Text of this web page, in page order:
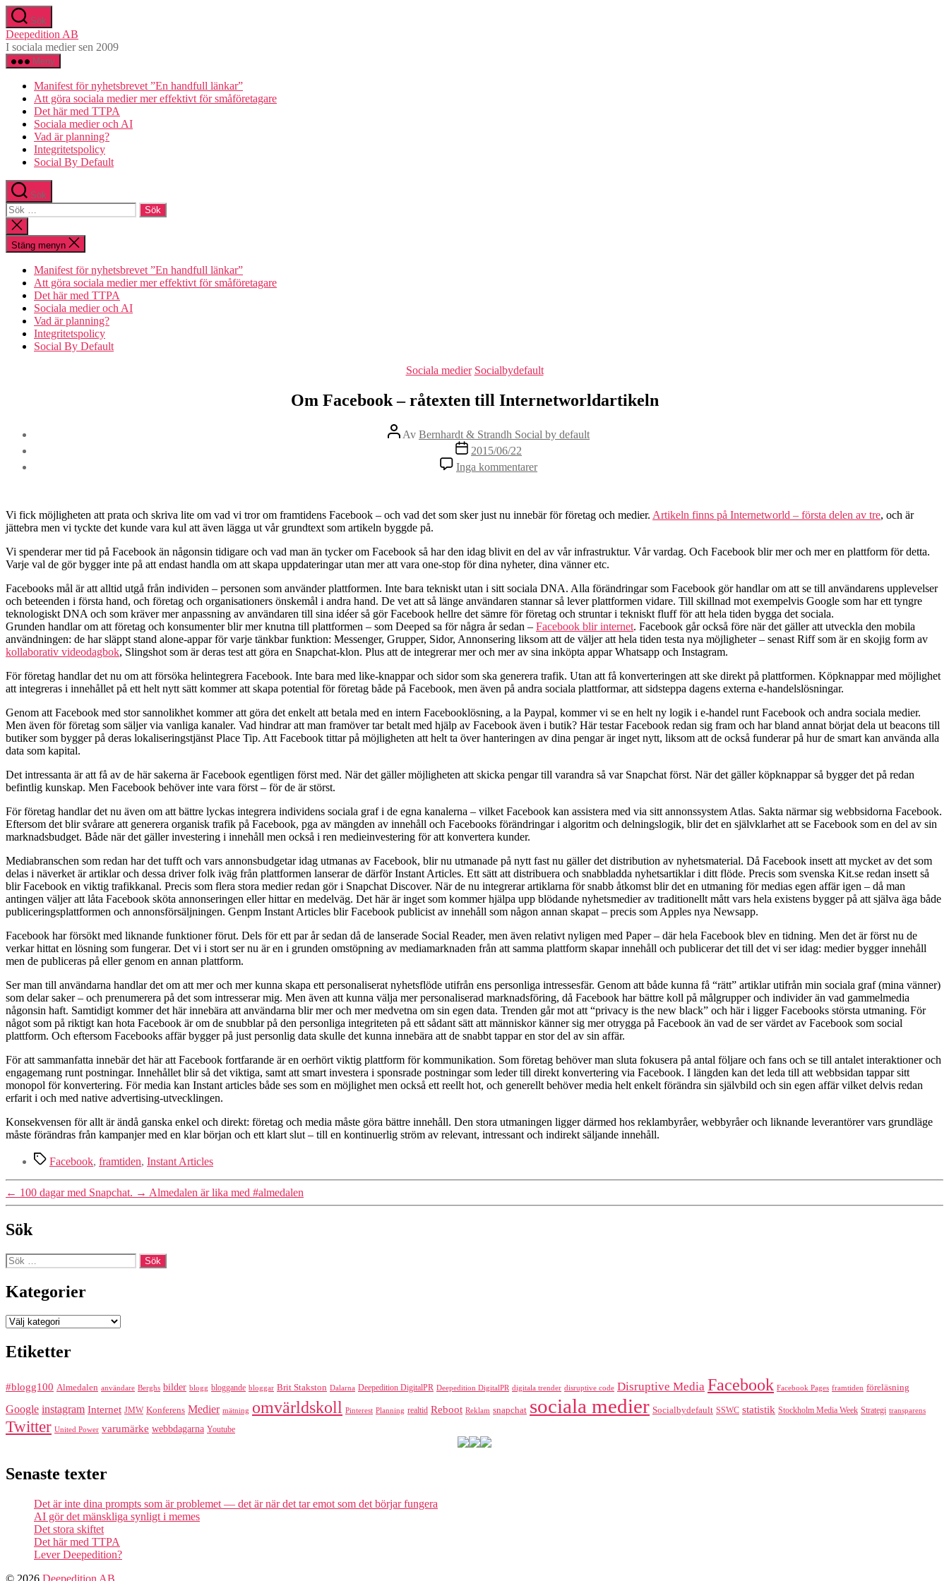
Hoppa
till
innehåll
Sök
Deepedition AB
I sociala medier sen 2009
Meny
Manifest för nyhetsbrevet ”En handfull länkar”
Att göra sociala medier mer effektivt för småföretagare
Det här med TTPA
Sociala medier och AI
Vad är planning?
Integritetspolicy
Social By Default
Sök
Sök
efter:
Stäng
sökningen
Stäng menyn
Manifest för nyhetsbrevet ”En handfull länkar”
Att göra sociala medier mer effektivt för småföretagare
Det här med TTPA
Sociala medier och AI
Vad är planning?
Integritetspolicy
Social By Default
Kategorier
Sociala medier Socialbydefault
Om Facebook – råtexten till Internetworldartikeln
Inläggsförfattare
Av Bernhardt & Strandh Social by default
Inläggsdatum
2015/06/22
Inga kommentarertill
Om
råtexten
Vi fick möjligheten att prata och skriva lite om vad vi tror om framtidens Facebook – och vad det som sker just nu innebär för företag och medier. Artikeln finns på Internetworld – första delen av tre, och är
jättebra men vi tyckte det kunde vara kul att även lägga ut vår grundtext som artikeln byggde på.
Vi spenderar mer tid på Facebook än någonsin tidigare och vad man än tycker om Facebook så har den idag blivit en del av vår infrastruktur. Vår vardag. Och Facebook blir mer och mer en plattform för detta.
Varje val de gör bygger inte på att endast handla om att skapa uppdateringar utan mer att vara one-stop för dina nyheter, dina vänner etc.
Facebooks mål är att alltid utgå från individen – personen som använder plattformen. Inte bara tekniskt utan i sitt sociala DNA. Alla förändringar som Facebook gör handlar om att se till användarens upplevelser
och beteenden i första hand, och företag och organisationers önskemål i andra hand. De vet att så länge användaren stannar så lever plattformen vidare. Till skillnad mot exempelvis Google som har ett tyngre
teknologiskt DNA och som kräver mer anpassning av användaren till sina idéer så gör Facebook hellre det sämre för företag och struntar i tekniskt fluff för att hela tiden bygga det sociala.
Grunden handlar om att företag och konsumenter blir mer knutna till plattformen – som Deeped sa för några år sedan – Facebook blir internet. Facebook går också före när det gäller att utveckla den mobila
användningen: de har släppt stand alone-appar för varje tänkbar funktion: Messenger, Grupper, Sidor, Annonsering liksom att de väljer att hela tiden testa nya möjligheter – senast Riff som är en skojig form av
kollaborativ videodagbok, Slingshot som är deras test att göra en Snapchat-klon. Plus att de integrerar mer och mer av sina inköpta appar Whatsapp och Instagram.
För företag handlar det nu om att försöka helintegrera Facebook. Inte bara med like-knappar och sidor som ska generera trafik. Utan att få konverteringen att ske direkt på plattformen. Köpknappar med möjlighet
att integreras i innehållet på ett helt nytt sätt kommer att skapa potential för företag både på Facebook, men även på andra sociala plattformar, att sidsteppa dagens externa e-handelslösningar.
Genom att Facebook med stor sannolikhet kommer att göra det enkelt att betala med en intern Facebooklösning, a la Paypal, kommer vi se en helt ny logik i e-handel runt Facebook och andra sociala medier.
Men även för företag som säljer via vanliga kanaler. Vad hindrar att man framöver tar betalt med hjälp av Facebook även i butik? Här testar Facebook redan sig fram och har bland annat börjat dela ut beacons till
butiker som bygger på deras lokaliseringstjänst Place Tip. Att Facebook tittar på möjligheten att helt ta över hanteringen av dina pengar är inget nytt, liksom att de också funderar på hur de smart kan använda alla
data som kapital.
Det intressanta är att få av de här sakerna är Facebook egentligen först med. När det gäller möjligheten att skicka pengar till varandra så var Snapchat först. När det gäller köpknappar så bygger det på redan
befintlig kunskap. Men Facebook behöver inte vara först – för de är störst.
För företag handlar det nu även om att bättre lyckas integrera individens sociala graf i de egna kanalerna – vilket Facebook kan assistera med via sitt annonssystem Atlas. Sakta närmar sig webbsidorna Facebook.
Eftersom det blir svårare att generera organisk trafik på Facebook, pga av mängden av innehåll och Facebooks förändringar i algoritm och delningslogik, blir det en självklarhet att se Facebook som en del av sin
marknadsbudget. Både när det gäller investering i innehåll men också i ren medieinvestering för att konvertera kunder.
Mediabranschen som redan har det tufft och vars annonsbudgetar idag utmanas av Facebook, blir nu utmanade på nytt fast nu gäller det distribution av nyhetsmaterial. Då Facebook insett att mycket av det som
delas i näverket är artiklar och dessa driver folk iväg från plattformen lanserar de därför Instant Articles. Ett sätt att distribuera och snabbladda nyhetsartiklar i ditt flöde. Precis som svenska Kit.se redan insett så
blir Facebook en viktig trafikkanal. Precis som flera stora medier redan gör i Snapchat Discover. När de nu integrerar artiklarna för snabb åtkomst blir det en utmaning för medias egen affär igen – då man
antingen väljer att låta Facebook sköta annonseringen eller hittar en medelväg. Det här är inget som kommer hjälpa upp blödande nyhetsmedier av traditionellt mått vars hela existens bygger på att själva äga både
publiceringsplattformen och annonsförsäljningen. Genpm Instant Articles blir Facebook publicist av innehåll som någon annan skapat – precis som Apples nya Newsapp.
Facebook har försökt med liknande funktioner förut. Dels för ett par år sedan då de lanserade Social Reader, men även relativt nyligen med Paper – där hela Facebook blev en tidning. Men det är först nu de
verkar hittat en lösning som fungerar. Det vi i stort ser nu är en i grunden omstöpning av mediamarknaden från att samma plattform skapar innehåll och publicerar det till det vi ser idag: medier bygger innehåll
men de publiceras på eller genom en annan plattform.
Ser man till användarna handlar det om att mer och mer kunna skapa ett personaliserat nyhetsflöde utifrån ens personliga intressesfär. Genom att både kunna få “rätt” artiklar utifrån min sociala graf (mina vänner)
som delar saker – och prenumerera på det som intresserar mig. Men även att kunna välja mer personaliserad marknadsföring, då Facebook har bättre koll på målgrupper och individer än vad gammelmedia
någonsin haft. Samtidigt kommer det här innebära att användarna blir mer och mer medvetna om sin egen data. Trenden går mot att “privacy is the new black” och här i ligger Facebooks största utmaning. För
något som på riktigt kan hota Facebook är om de snubblar på den personliga integriteten på ett sådant sätt att människor känner sig mer otrygga på Facebook än vad de ser värdet av Facebook som social
plattform. Och eftersom Facebooks affär bygger på just personlig data skulle det kunna innebära att de snabbt tappar en stor del av sin affär.
För att sammanfatta innebär det här att Facebook fortfarande är en oerhört viktig plattform för kommunikation. Som företag behöver man sluta fokusera på antal följare och fans och se till antalet interaktioner och
engagemang runt postningar. Innehållet blir så det viktiga, samt att smart investera i sponsrade postningar som leder till direkt konvertering via Facebook. I längden kan det leda till att webbsidan tappar sitt
monopol för konvertering. För media kan Instant articles både ses som en möjlighet men också ett reellt hot, och generellt behöver media helt enkelt förändra sin självbild och sin egen affär vilket delvis redan
erfarit i och med native advertising-utvecklingen.
Konsekvensen för allt är ändå ganska enkel och direkt: företag och media måste göra bättre innehåll. Den stora utmaningen ligger därmed hos reklambyråer, webbyråer och liknande leverantörer vars grundläge
måste förändras från kampanjer med en klar början och ett klart slut – till en kontinuerlig ström av relevant, intressant och indirekt säljande innehåll.
Etiketter
Facebook, framtiden, Instant Articles
← 100 dagar med Snapchat. → Almedalen är lika med #almedalen
Sök
Sök
efter:
Kategorier
Kategorier
Etiketter
#blogg100 Almedalen användare Berghs bilder blogg bloggande bloggar Brit Stakston Dalarna Deepedition DigitalPR Deepedition DigitalPR digitala trender disruptive code Disruptive Media Facebook Facebook Pages framtiden föreläsning
Google instagram Internet JMW Konferens Medier mätning omvärldskoll Pinterest Planning realtid Reboot Reklam snapchat sociala medier Socialbydefault SSWC statistik Stockholm Media Week Strategi transparens
Twitter United Power varumärke webbdagarna Youtube
Senaste texter
Det är inte dina prompts som är problemet — det är när det tar emot som det börjar fungera
AI gör det mänskliga synligt i memes
Det stora skiftet
Det här med TTPA
Lever Deepedition?
© 2026 Deepedition AB